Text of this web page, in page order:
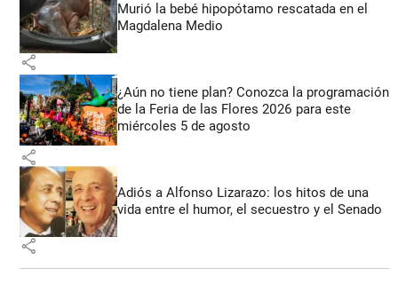
Murió la bebé hipopótamo rescatada en el
Magdalena Medio
share
¿Aún no tiene plan? Conozca la programación
de la Feria de las Flores 2026 para este
miércoles 5 de agosto
share
Adiós a Alfonso Lizarazo: los hitos de una
vida entre el humor, el secuestro y el Senado
share